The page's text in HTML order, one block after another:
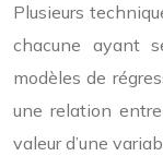
Plusieurs
chacune ayant
modèles de
une relation
valeur d’une